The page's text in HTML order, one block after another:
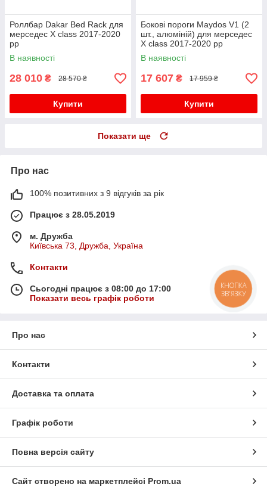
Роллбар Dakar Bed Rack для
мерседес X class 2017-2020
рр
В наявності
28 010 ₴ 28 570 ₴
Купити
Бокові пороги Maydos V1 (2
шт., алюміній) для мерседес
X class 2017-2020 рр
В наявності
17 607 ₴ 17 959 ₴
Купити
Показати ще
Про нас
100% позитивних з 9 відгуків за рік
Працює з 28.05.2019
м. Дружба
Київська 73, Дружба, Україна
Контакти
Сьогодні працює з 08:00 до 17:00
Показати весь графік роботи
Про нас
Контакти
Доставка та оплата
Графік роботи
Повна версія сайту
Сайт створено на маркетплейсі Prom.ua
КНОПКА
ЗВ'ЯЗКУ